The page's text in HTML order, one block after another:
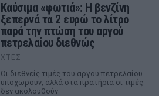
Καύσιμα «φωτιά»: Η βενζίνη
ξεπερνά τα 2 ευρώ το λίτρο
παρά την πτώση του αργού
πετρελαίου διεθνώς
ΧΤΕΣ
Οι διεθνείς τιμές του αργού πετρελαίου
υποχωρούν, αλλά στα πρατήρια οι τιμές
δεν ακολουθούν